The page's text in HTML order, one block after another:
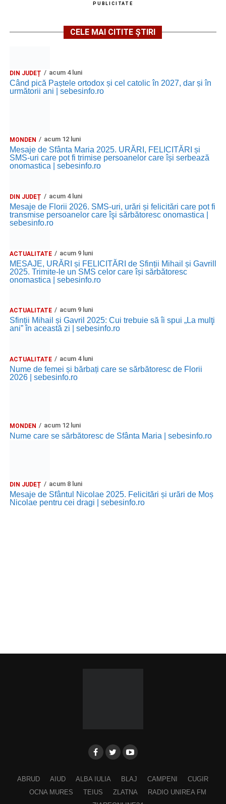
PUBLICITATE
CELE MAI CITITE ȘTIRI
DIN JUDEȚ acum 4 luni
Când pică Paștele ortodox și cel catolic în 2027, dar și în
următorii ani | sebesinfo.ro
MONDEN acum 12 luni
Mesaje de Sfânta Maria 2025. URĂRI, FELICITĂRI și
SMS-uri care pot fi trimise persoanelor care își serbează
onomastica | sebesinfo.ro
DIN JUDEȚ acum 4 luni
Mesaje de Florii 2026. SMS-uri, urări și felicitări care pot fi
transmise persoanelor care îşi sărbătoresc onomastica |
sebesinfo.ro
ACTUALITATE acum 9 luni
MESAJE, URĂRI și FELICITĂRI de Sfinții Mihail și Gavrill
2025. Trimite-le un SMS celor care își sărbătoresc
onomastica | sebesinfo.ro
ACTUALITATE acum 9 luni
Sfinții Mihail și Gavril 2025: Cui trebuie să îi spui „La mulţi
ani” în această zi | sebesinfo.ro
ACTUALITATE acum 4 luni
Nume de femei și bărbați care se sărbătoresc de Florii
2026 | sebesinfo.ro
MONDEN acum 12 luni
Nume care se sărbătoresc de Sfânta Maria | sebesinfo.ro
DIN JUDEȚ acum 8 luni
Mesaje de Sfântul Nicolae 2025. Felicitări și urări de Moș
Nicolae pentru cei dragi | sebesinfo.ro
ABRUD AIUD ALBA IULIA BLAJ CAMPENI
CUGIR
OCNA MURES
TEIUS ZLATNA
RADIO UNIREA FM